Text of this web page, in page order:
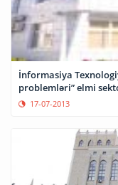
İnformasiya
problemləri” elmi
17-07-2013